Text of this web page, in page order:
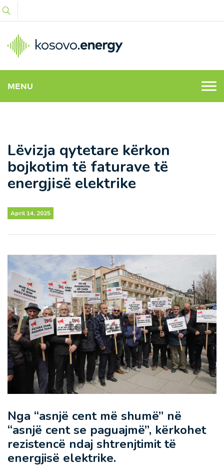
MENU
Lëvizja qytetare kërkon
bojkotim të faturave të
energjisë elektrike
April 14, 2025
Nga “asnjë cent më shumë” në
“asnjë cent se paguajmë”, kërkohet
rezistencë ndaj shtrenjtimit të
energjisë elektrike.